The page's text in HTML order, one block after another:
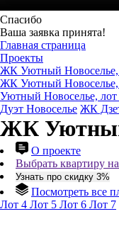
Спасибо
Ваша заявка принята!
Главная страница
Проекты
ЖК Уютный Новоселье,
ЖК Уютный Новоселье,
Уютный Новоселье, лот
Дуэт Новоселье ЖК
ЖК Уютный
О проекте
Выбрать квартиру
Узнать про скидку 3%
Посмотреть все
Лот 4 Лот 5 Лот 6 Лот 7